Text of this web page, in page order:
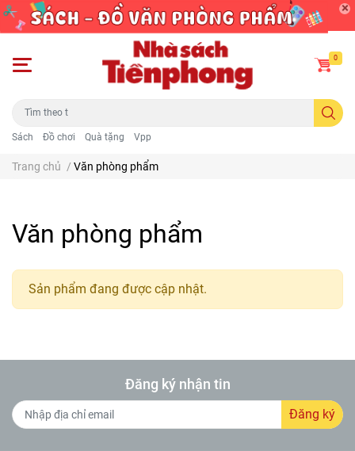
Sách Đồ chơi Quà tặng Vpp
0
Trang chủ / Văn phòng phẩm
Văn phòng phẩm
Sản phẩm đang được cập nhật.
Đăng ký nhận tin
Đăng ký